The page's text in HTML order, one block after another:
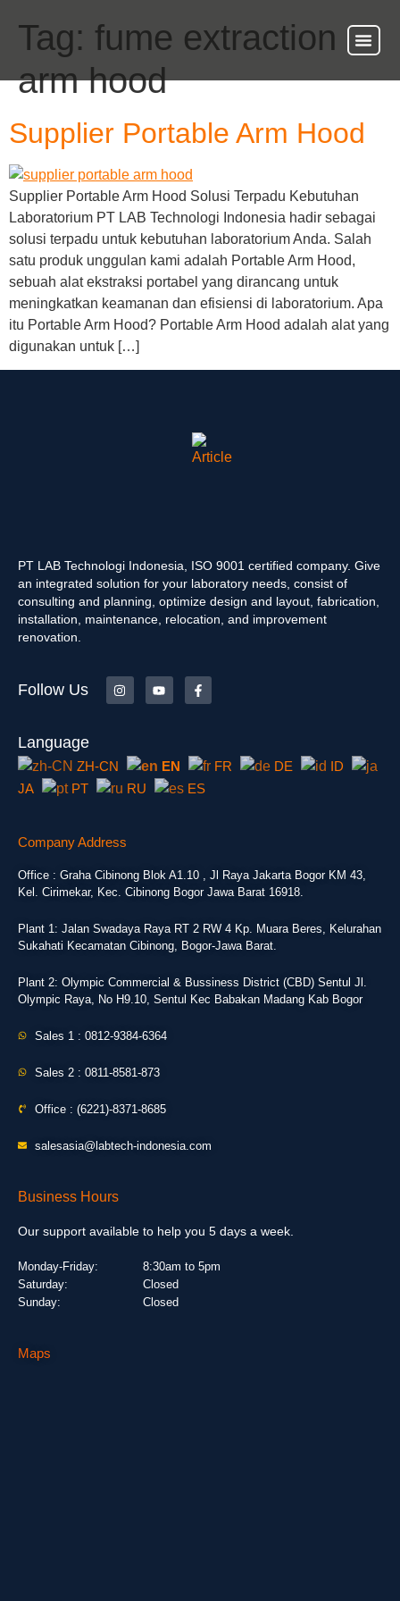
Tag: fume extraction
arm hood
Supplier Portable Arm Hood
Supplier Portable Arm Hood Solusi Terpadu Kebutuhan
Laboratorium PT LAB Technologi Indonesia hadir sebagai
solusi terpadu untuk kebutuhan laboratorium Anda. Salah
satu produk unggulan kami adalah Portable Arm Hood,
sebuah alat ekstraksi portabel yang dirancang untuk
meningkatkan keamanan dan efisiensi di laboratorium. Apa
itu Portable Arm Hood? Portable Arm Hood adalah alat yang
digunakan untuk […]
PT LAB Technologi Indonesia, ISO 9001 certified company. Give
an integrated solution for your laboratory needs, consist of
consulting and planning, optimize design and layout, fabrication,
installation, maintenance, relocation, and improvement
renovation.
Follow Us
Language
ZH-CN EN FR DE
ID
JA
PT RU ES
Company Address
Office : Graha Cibinong Blok A1.10 , Jl Raya Jakarta Bogor KM 43,
Kel. Cirimekar, Kec. Cibinong Bogor Jawa Barat 16918.
Plant 1: Jalan Swadaya Raya RT 2 RW 4 Kp. Muara Beres, Kelurahan
Sukahati Kecamatan Cibinong, Bogor-Jawa Barat.
Plant 2: Olympic Commercial & Bussiness District (CBD) Sentul Jl.
Olympic Raya, No H9.10, Sentul Kec Babakan Madang Kab Bogor
Sales 1 : 0812-9384-6364
Sales 2 : 0811-8581-873
Office : (6221)-8371-8685
salesasia@labtech-indonesia.com
Business Hours
Our support available to help you 5 days a week.
Monday-Friday:
Saturday:
Sunday:
8:30am to 5pm
Closed
Closed
Maps